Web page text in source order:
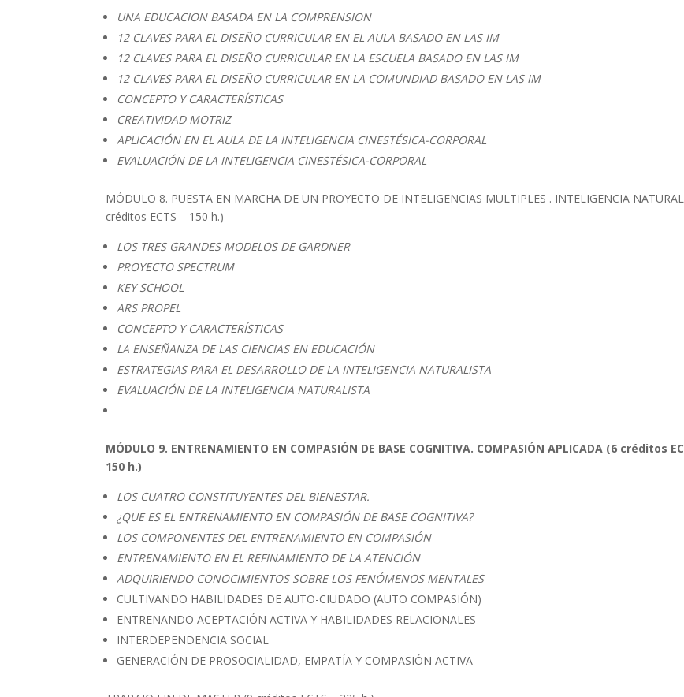
UNA EDUCACION BASADA EN LA COMPRENSION
12 CLAVES PARA EL DISEÑO CURRICULAR EN EL AULA BASADO EN LAS IM
12 CLAVES PARA EL DISEÑO CURRICULAR EN LA ESCUELA BASADO EN LAS IM
12 CLAVES PARA EL DISEÑO CURRICULAR EN LA COMUNDIAD BASADO EN LAS IM
CONCEPTO Y CARACTERÍSTICAS
CREATIVIDAD MOTRIZ
APLICACIÓN EN EL AULA DE LA INTELIGENCIA CINESTÉSICA-CORPORAL
EVALUACIÓN DE LA INTELIGENCIA CINESTÉSICA-CORPORAL
MÓDULO 8. PUESTA EN MARCHA DE UN PROYECTO DE INTELIGENCIAS MULTIPLES . INTELIGENCIA
créditos ECTS – 150 h.)
LOS TRES GRANDES MODELOS DE GARDNER
PROYECTO SPECTRUM
KEY SCHOOL
ARS PROPEL
CONCEPTO Y CARACTERÍSTICAS
LA ENSEÑANZA DE LAS CIENCIAS EN EDUCACIÓN
ESTRATEGIAS PARA EL DESARROLLO DE LA INTELIGENCIA NATURALISTA
EVALUACIÓN DE LA INTELIGENCIA NATURALISTA
MÓDULO 9. ENTRENAMIENTO EN COMPASIÓN DE BASE COGNITIVA. COMPASIÓN APLICADA (6 créditos
150 h.)
LOS CUATRO CONSTITUYENTES DEL BIENESTAR.
¿QUE ES EL ENTRENAMIENTO EN COMPASIÓN DE BASE COGNITIVA?
LOS COMPONENTES DEL ENTRENAMIENTO EN COMPASIÓN
ENTRENAMIENTO EN EL REFINAMIENTO DE LA ATENCIÓN
ADQUIRIENDO CONOCIMIENTOS SOBRE LOS FENÓMENOS MENTALES
CULTIVANDO HABILIDADES DE AUTO-CIUDADO (AUTO COMPASIÓN)
ENTRENANDO ACEPTACIÓN ACTIVA Y HABILIDADES RELACIONALES
INTERDEPENDENCIA SOCIAL
GENERACIÓN DE PROSOCIALIDAD, EMPATÍA Y COMPASIÓN ACTIVA